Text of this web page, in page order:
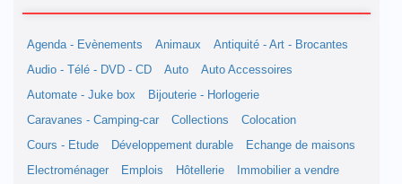
Agenda - Evènements Animaux
Antiquité - Art - Brocantes
Audio - Télé - DVD - CD
Auto
Auto Accessoires
Automate - Juke box
Bijouterie - Horlogerie
Caravanes - Camping-car
Collections
Colocation
Cours - Etude
Développement durable
Echange de maisons
Electroménager
Emplois Hôtellerie
Immobilier a vendre